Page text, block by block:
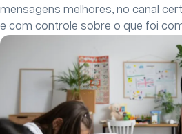
mensagens melhores, no canal
e com controle sobre o que foi